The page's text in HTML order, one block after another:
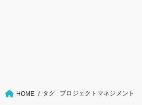
HOME タグ : プロジェクトマネジメント